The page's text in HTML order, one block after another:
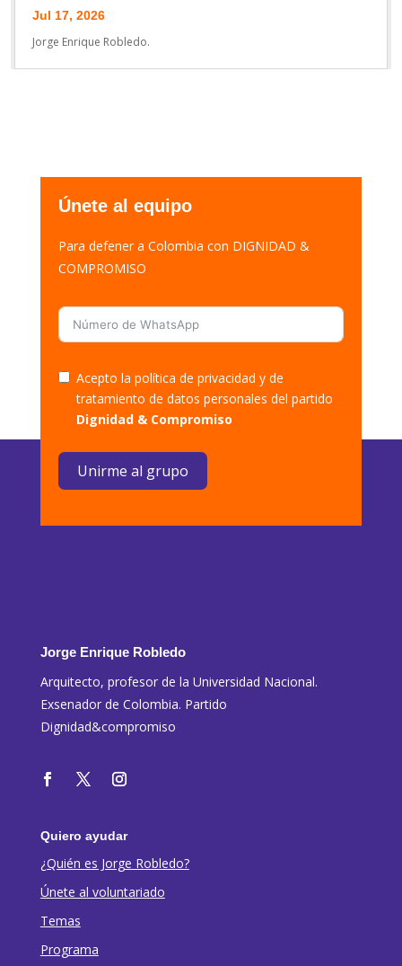
Jul 17, 2026
Jorge Enrique Robledo.
Únete al equipo
Para defener a Colombia con DIGNIDAD &
COMPROMISO
Acepto la política de privacidad y de
tratamiento de datos personales del partido
Dignidad & Compromiso
Unirme al grupo
Jorge Enrique Robledo
Arquitecto, profesor de la Universidad Nacional.
Exsenador de Colombia. Partido
Dignidad&compromiso
Quiero ayudar
¿Quién es Jorge Robledo?
Únete al voluntariado
Temas
Programa